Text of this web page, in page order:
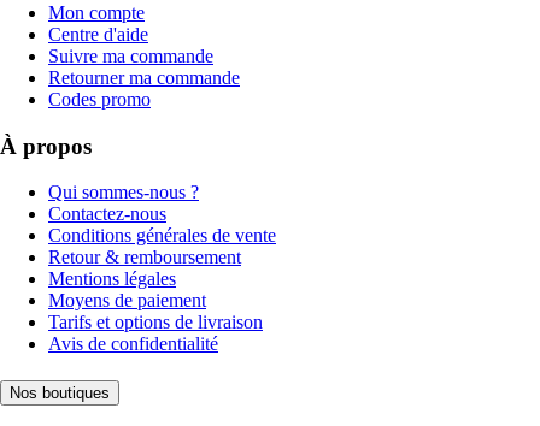
Mon compte
Centre d'aide
Suivre ma commande
Retourner ma commande
Codes promo
À propos
Qui sommes-nous ?
Contactez-nous
Conditions générales de vente
Retour & remboursement
Mentions légales
Moyens de paiement
Tarifs et options de livraison
Avis de confidentialité
Nos boutiques